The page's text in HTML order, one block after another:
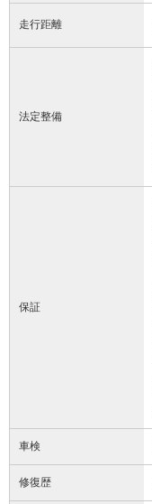
走行距離
法定整備
保証
車検
修復歴